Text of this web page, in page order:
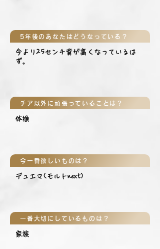
5年後のあなたはどうなっている？
今より25センチ背が高くなっているは
ず。
チア以外に頑張っていることは？
体操
今一番欲しいものは？
デュエマ(モルトnext)
一番大切にしているものは？
家族